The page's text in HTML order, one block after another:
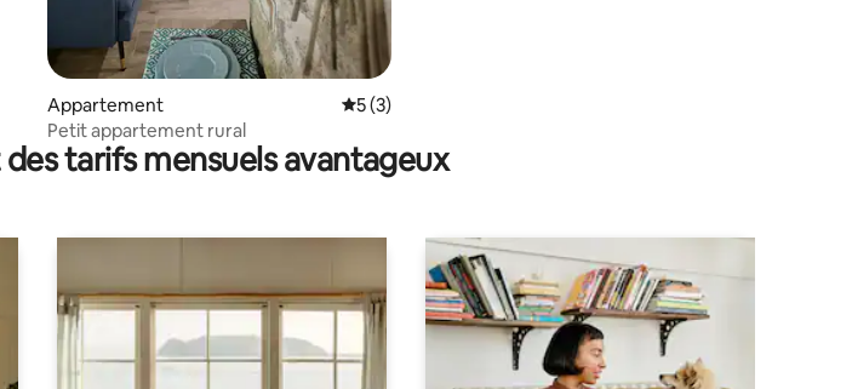
Appartement Évaluation moyenne sur la base de 3 commentaires : 5 sur 5
5 (3)
Petit appartement rural
tarifs mensuels avantageux